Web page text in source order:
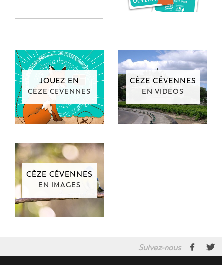
JOUEZ EN
CÈZE CÉVENNES
CÈZE CÉVENNES
EN VIDÉOS
CÈZE CÉVENNES
EN IMAGES
Suivez-nous